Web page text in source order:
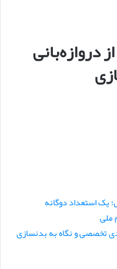
دروازه‌بانی
یک استعداد دوگانه
ملی
تخصصی و نگاه به بدنسازی